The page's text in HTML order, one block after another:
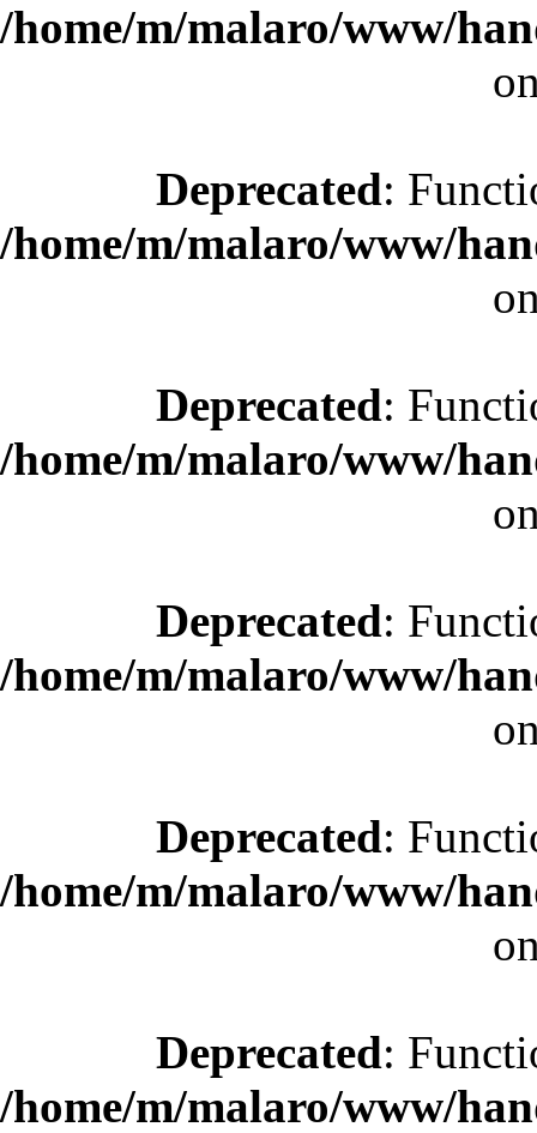
/home/m/malaro/www/
Deprecated:
/home/m/malaro/www/
Deprecated:
/home/m/malaro/www/
Deprecated:
/home/m/malaro/www/
Deprecated:
/home/m/malaro/www/
Deprecated:
/home/m/malaro/www/